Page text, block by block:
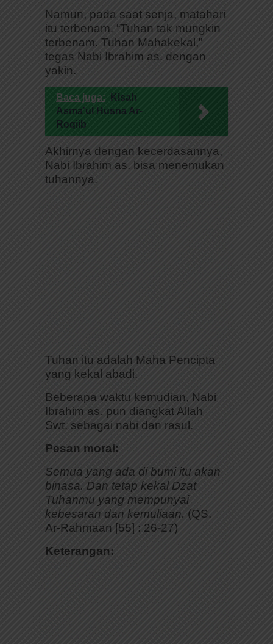
Namun, pada saat senja, matahari
itu terbenam. “Tuhan tak mungkin
terbenam. Tuhan Mahakekal,”
tegas Nabi Ibrahim as. dengan
yakin.
Baca juga:
Kisah
Asma'ul Husna Ar-
Roqiib
Akhirnya dengan kecerdasannya,
Nabi Ibrahim as. bisa menemukan
tuhannya.
Tuhan itu adalah Maha Pencipta
yang kekal abadi.
Beberapa waktu kemudian, Nabi
Ibrahim as. pun diangkat Allah
Swt. sebagai nabi dan rasul.
Pesan moral:
Semua yang ada di bumi itu akan
binasa. Dan tetap kekal Dzat
Tuhanmu yang mempunyai
kebesaran dan kemuliaan. (QS.
Ar-Rahmaan [55] : 26-27)
Keterangan: